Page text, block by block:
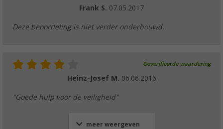
Frank S. 07.05.2017
Deze beoordeling is niet verder onderbouwd.
Geverifieerde waardering
Heinz-Josef M. 06.06.2016
"Goede hulp voor de veiligheid"
meer weergeven